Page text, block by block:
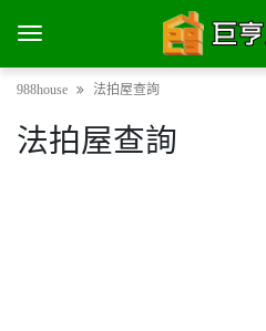
988house 法拍屋查詢
法拍屋查詢